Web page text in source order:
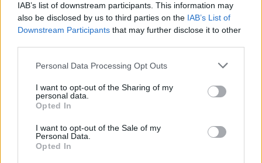
IAB’s list of downstream participants. This information may
also be disclosed by us to third parties on the IAB’s List of
Downstream Participants that may further disclose it to other
Personal Data Processing Opt Outs
I want to opt-out of the Sharing of my
personal data.
Opted In
I want to opt-out of the Sale of my
Personal Data.
Opted In
Barnets første skoledag er en særlig milepæl for
mange familier. Derfor indfører JYSK Danmark en
ny personalegode, som giver butikkernes
medarbejdere fri med løn på dagen, hvor deres
barn starter i skole.
- Vi synes, vores medarbejdere fortjener at være
med på en stor dag som barnets første skoledag.
Derfor er vi glade for at kunne imødekomme
Kategorier
Events